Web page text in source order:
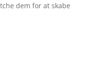
dem for at skabe